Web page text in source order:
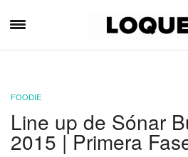
FOODIE
Line up de Sónar
2015 | Primera